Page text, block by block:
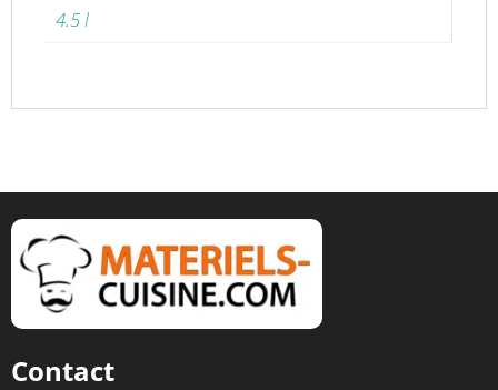
4.5 l
Contact